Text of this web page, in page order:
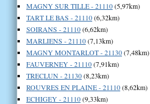
MAGNY SUR TILLE - 21110(5,97km)
TART LE BAS - 21110(6,32km)
SOIRANS - 21110(6,62km)
MARLIENS - 21110(7,13km)
MAGNY MONTARLOT - 21130(7,48km)
FAUVERNEY - 21110(7,91km)
TRECLUN - 21130(8,23km)
ROUVRES EN PLAINE - 21110(8,62km)
ECHIGEY - 21110(9,33km)